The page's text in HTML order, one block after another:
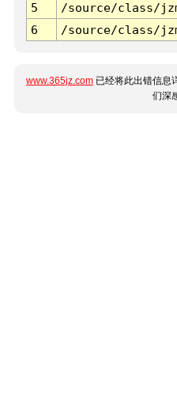
5
/source/class/
6
/source/class/
www.365jz.com 已经将此出错信息
们深